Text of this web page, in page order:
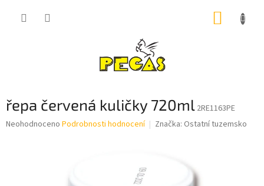
řepa červená kuličky 720ml 2RE1163PE
Průměrné
Neohodnoceno Podrobnosti hodnocení Značka: Ostatní tuzemsko